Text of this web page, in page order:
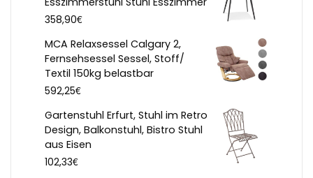
358,90€
MCA Relaxsessel Calgary 2,
Fernsehsessel Sessel, Stoff/
Textil 150kg belastbar
592,25€
Gartenstuhl Erfurt, Stuhl im Retro
Design, Balkonstuhl, Bistro Stuhl
aus Eisen
102,33€